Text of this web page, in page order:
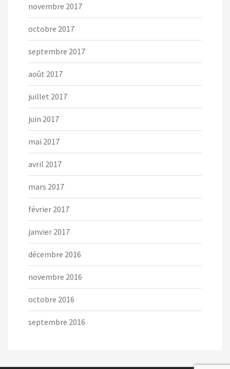
novembre 2017
octobre 2017
septembre 2017
août 2017
juillet 2017
juin 2017
mai 2017
avril 2017
mars 2017
février 2017
janvier 2017
décembre 2016
novembre 2016
octobre 2016
septembre 2016